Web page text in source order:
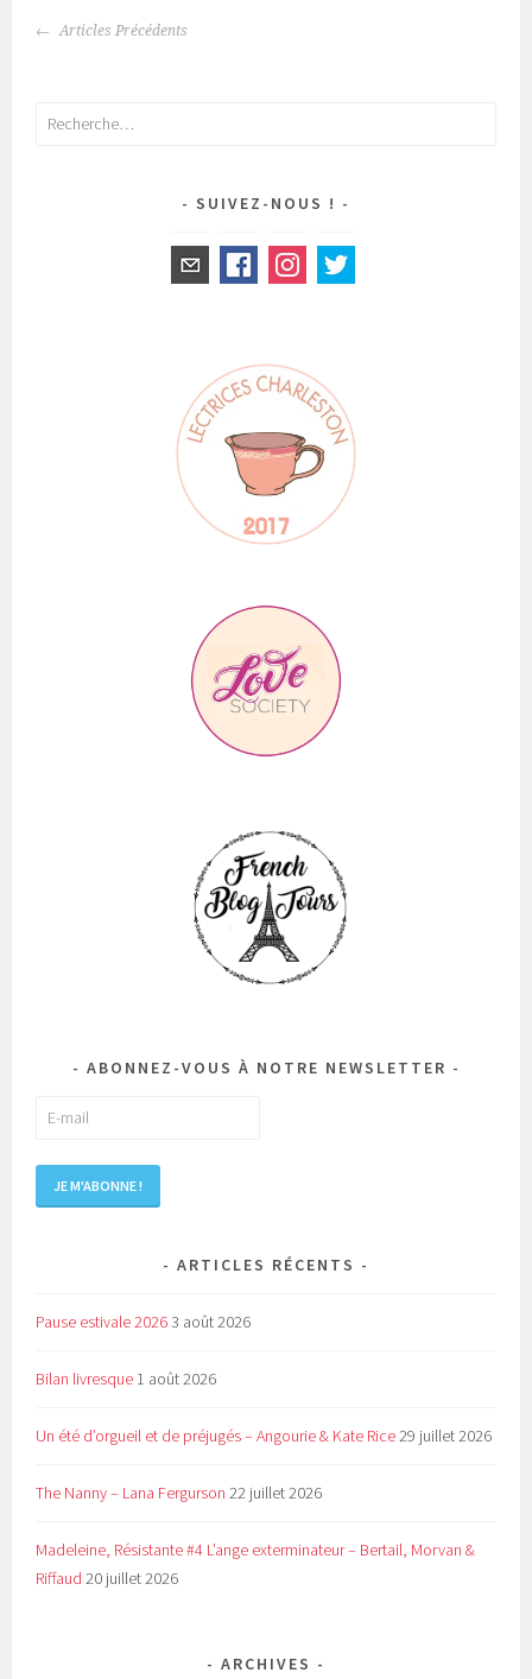
ARTICLES
Articles Précédents
Rechercher :
SUIVEZ-NOUS !
ABONNEZ-VOUS À NOTRE NEWSLETTER
ARTICLES RÉCENTS
Pause estivale 20263 août 2026
Bilan livresque 1 août 2026
Un été d’orgueil et de préjugés – Angourie & Kate Rice29 juillet 2026
The Nanny – Lana Fergurson 22 juillet 2026
Madeleine, Résistante #4 L’ange exterminateur – Bertail, Morvan &
Riffaud 20 juillet 2026
ARCHIVES